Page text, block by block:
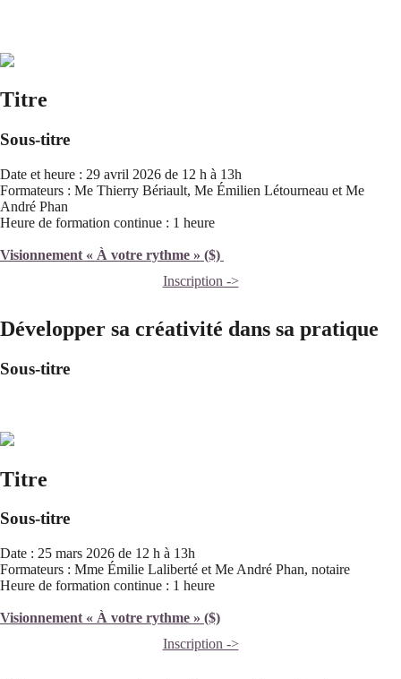
Titre
Sous-titre
Date et heure : 29 avril 2026 de 12 h à 13h
Formateurs : Me Thierry Bériault, Me Émilien Létourneau et Me
André Phan
Heure de formation continue : 1 heure
Visionnement « À votre rythme » ($)
Inscription ->
Développer sa créativité dans sa pratique
Sous-titre
Titre
Sous-titre
Date : 25 mars 2026 de 12 h à 13h
Formateurs : Mme Émilie Laliberté et Me André Phan, notaire
Heure de formation continue : 1 heure
Visionnement « À votre rythme » ($)
Inscription ->